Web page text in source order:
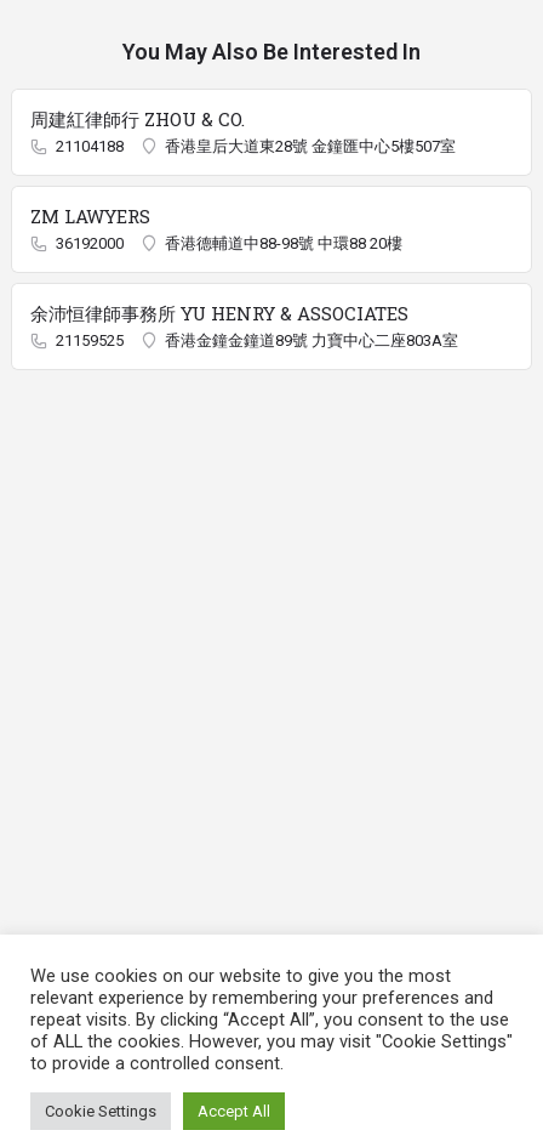
You May Also Be Interested In
周建紅律師行 ZHOU & CO.
21104188 香港皇后大道東28號 金鐘匯中心5樓507室
ZM LAWYERS
36192000 香港德輔道中88-98號 中環88 20樓
余沛恒律師事務所 YU HENRY & ASSOCIATES
21159525 香港金鐘金鐘道89號 力寶中心二座803A室
We use cookies on our website to give you the most
relevant experience by remembering your preferences and
repeat visits. By clicking “Accept All”, you consent to the use
of ALL the cookies. However, you may visit "Cookie Settings"
to provide a controlled consent.
Cookie Settings Accept All